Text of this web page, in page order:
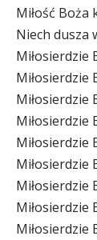
Miłość Boża
Niech dusza
Miłosierdzie
Miłosierdzie
Miłosierdzie
Miłosierdzie
Miłosierdzie
Miłosierdzie
Miłosierdzie
Miłosierdzie
Miłosierdzie